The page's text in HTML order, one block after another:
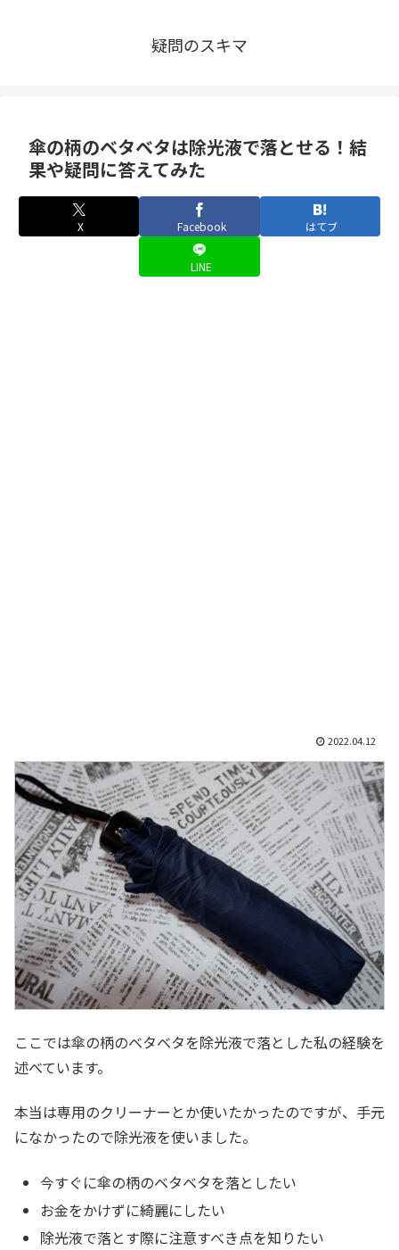
疑問のスキマ
傘の柄のベタベタは除光液で落とせる！結
果や疑問に答えてみた
X Facebook はてブ
LINE
2022.04.12
ここでは傘の柄のベタベタを除光液で落とした私の経験を
述べています。
本当は専用のクリーナーとか使いたかったのですが、手元
になかったので除光液を使いました。
今すぐに傘の柄のベタベタを落としたい
お金をかけずに綺麗にしたい
除光液で落とす際に注意すべき点を知りたい